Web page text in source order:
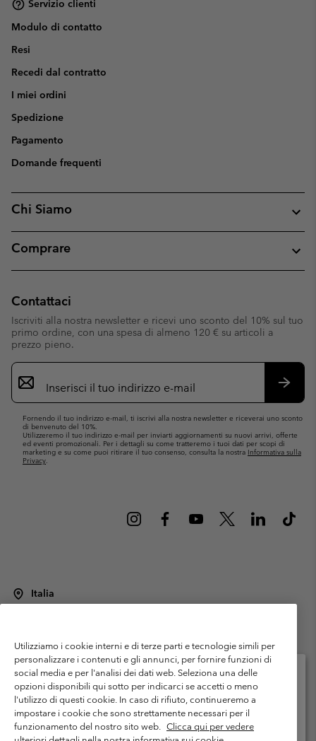
Servizio clienti
Modulo di contatto
Resi
Recedi dal contratto
I miei ordini
Spedizione
Pagamento
Domande frequenti
Chi Siamo
Comprare
Contattaci
Iscriviti alla nostra newsletter e ricevi uno sconto del 10% sul tuo
primo ordine, con una spesa di almeno 120 € su articoli a
prezzo pieno.
Iscrizione
e-
mail
Fornendo il tuo indirizzo e-mail, ti iscrivi alla nostra newsletter e riceverai uno sconto
di benvenuto del 10%.
Utilizzeremo il tuo indirizzo e-mail per inviarti aggiornamenti su nuovi arrivi, offerte
ed eventi promozionali. Per i dettagli su come tratteremo i tuoi dati per scopi di
marketing e su come puoi ritirare il tuo consenso, consulta la nostra Informativa sulla
Privacy.
Italia
Termini di utilizzo
Condizioni Generali di Venditaa
Garanzia
Politica sulla privacy
Termini e condizioni del programma di membership
Condizioni di utilizzo dei contenuti generati dagli utenti
Impressum
Cookies
Public CBCR
Utilizziamo i cookie interni e di terze parti e tecnologie simili per
personalizzare i contenuti e gli annunci, per fornire funzioni di
social media e per l'analisi dei dati web. Seleziona una delle
opzioni disponibili qui sotto per indicarci se accetti o meno
l'utilizzo di questi cookie. In caso di rifiuto, continueremo a
impostare i cookie che sono strettamente necessari per il
funzionamento del nostro sito web. Clicca qui per vedere
Seleziona il paese di spedizione e la lingua
Shopping online disponibile